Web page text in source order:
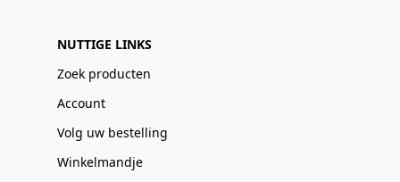
NUTTIGE LINKS
Zoek producten
Account
Volg uw bestelling
Winkelmandje